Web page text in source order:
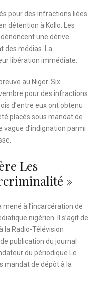
pour des infractions liées
détention à Kollo. Les
une dérive
des médias. La
libération immédiate.
au Niger. Six
pour des infractions
d’entre eux ont obtenu
placés sous mandat de
vague d’indignation parmi
Les
»
mené à l’incarcération de
nigérien. Il s’agit de
la Radio-Télévision
publication du journal
du périodique Le
mandat de dépôt à la